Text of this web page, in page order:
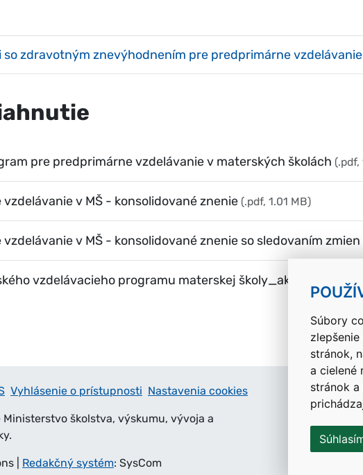
Súbory
stránok,
a cielené
stránok
so zdravotným znevýhodnením pre predprimárne vzdelávanie
pre predprimárne vzdelávanie v materských školách (.pdf,
v MŠ - konsolidované znenie (.pdf, 1.01 MB)
v MŠ - konsolidované znenie so sledovaním zmien
vzdelávacieho programu materskej školy_aktualizované
Vyhlásenie o prístupnosti Nastavenia cookies
školstva, výskumu, vývoja a
Redakčný systém: SysCom